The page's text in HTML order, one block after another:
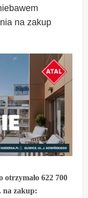
na zakup
otrzymało 622 700
na zakup: